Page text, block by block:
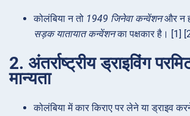
कोलंबिया न तो 1949 जिनेवा कन्वेंशनऔर न
सड़क यातायात कन्वेंशनका पक्षकार है। [1]
2. अंतर्राष्ट्रीय ड्राइविंग
मान्यता
कोलंबिया में कार किराए पर लेने या ड्राइव